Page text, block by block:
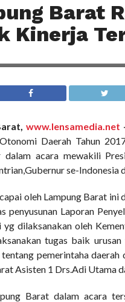
Barat
Kinerja
www.lensamedia.net
Daerah Tahun
dalam acara mewakili
se-Indonesia
oleh Lampung Barat
penyusunan Laporan
yg dilaksanakan oleh
tugas baik
tentang pemerintaha
Asisten 1 Drs.Adi Utama
Barat dalam acara